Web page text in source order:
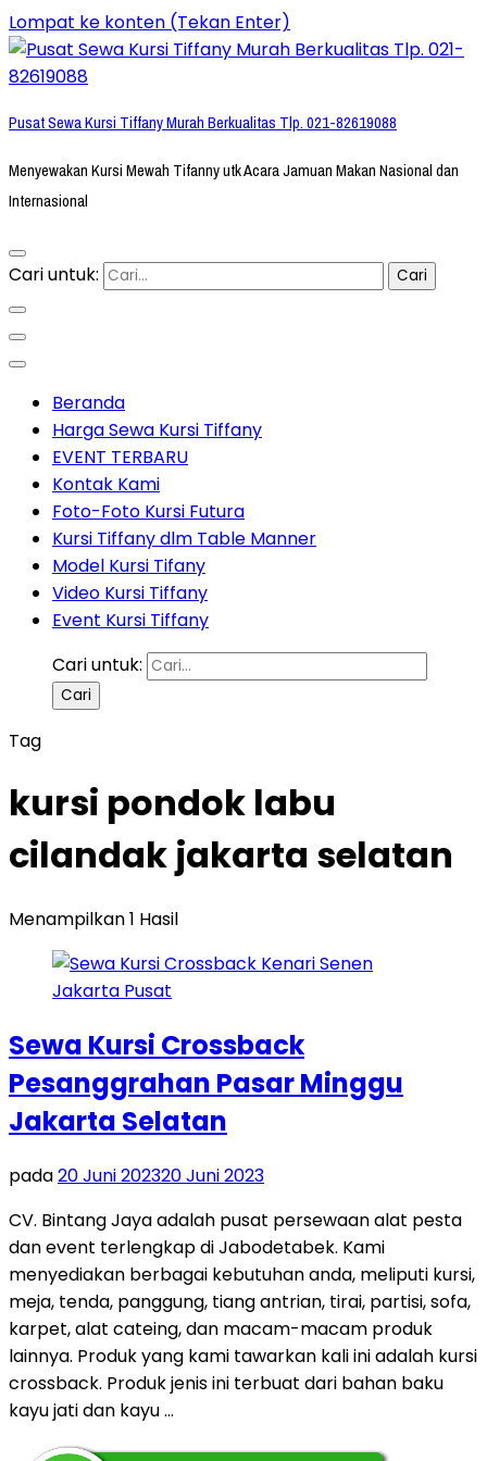
Lompat ke konten (Tekan Enter)
Pusat Sewa Kursi Tiffany Murah Berkualitas Tlp. 021-82619088
Menyewakan Kursi Mewah Tifanny utk Acara Jamuan Makan Nasional dan
Internasional
Cari untuk:
Beranda
Harga Sewa Kursi Tiffany
EVENT TERBARU
Kontak Kami
Foto-Foto Kursi Futura
Kursi Tiffany dlm Table Manner
Model Kursi Tifany
Video Kursi Tiffany
Event Kursi Tiffany
Cari untuk:
Tag
kursi pondok labu
cilandak jakarta selatan
Menampilkan 1 Hasil
Sewa Kursi Crossback
Pesanggrahan Pasar Minggu
Jakarta Selatan
pada20 Juni 202320 Juni 2023
CV. Bintang Jaya adalah pusat persewaan alat pesta
dan event terlengkap di Jabodetabek. Kami
menyediakan berbagai kebutuhan anda, meliputi kursi,
meja, tenda, panggung, tiang antrian, tirai, partisi, sofa,
karpet, alat cateing, dan macam-macam produk
lainnya. Produk yang kami tawarkan kali ini adalah kursi
crossback. Produk jenis ini terbuat dari bahan baku
kayu jati dan kayu …